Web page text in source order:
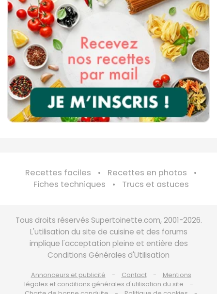
Recettes faciles
Recettes en photos
Fiches techniques
Trucs et astuces
Tous droits réservés Supertoinette.com, 2001-2026.
L'utilisation du site de cuisine et des forums
implique l'acceptation pleine et entière des
Conditions Générales d'Utilisation
Annonceurs et publicité Contact
Mentions
légales et conditions générales d'utilisation du site